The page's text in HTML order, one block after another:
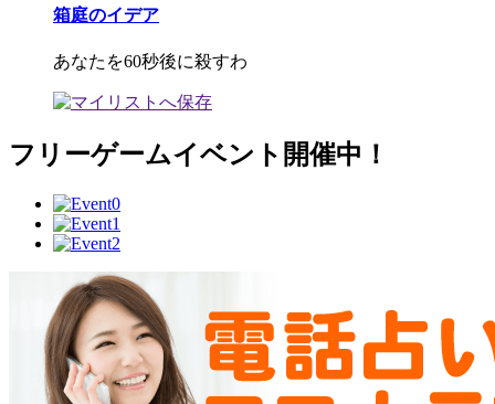
箱庭のイデア
あなたを60秒後に殺すわ
フリーゲームイベント開催中！